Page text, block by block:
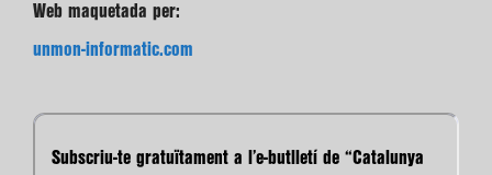
Web maquetada per:
unmon-informatic.com
Subscriu-te gratuïtament a l’e-butlletí de “Catalunya